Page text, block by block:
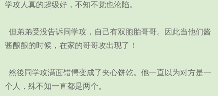
学攻人真的超级好，不知不觉也沦陷。
但弟弟受没告诉同学攻，自己有双胞胎哥哥。因此当他们酱
酱酿酿的时候，在家的哥哥攻出现了！
然後同学攻满面错愕变成了夹心饼乾。他一直以为对方是一
个人，殊不知一直都是两个。